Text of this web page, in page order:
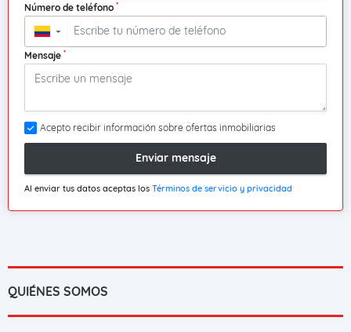
Número de teléfono *
▼
Mensaje *
Acepto recibir información sobre ofertas inmobiliarias
Enviar mensaje
Al enviar tus datos aceptas los Términos de servicio y privacidad
QUIÉNES SOMOS